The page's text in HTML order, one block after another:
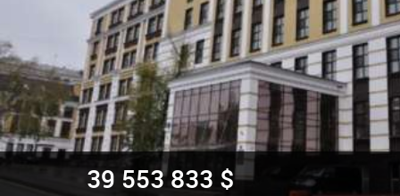
39 553 833 $